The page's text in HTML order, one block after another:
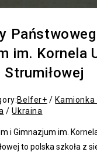
im. Kornela
Strumiłowej
Belfer+ / Kamionka
/ Ukraina
i Gimnazjum im.
to polska szkoła z